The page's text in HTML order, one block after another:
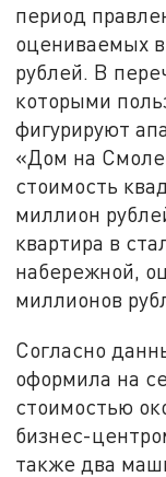
период
оцениваемых
рублей. В
которыми
фигурируют
«Дом на
стоимость
миллион
квартира в
набережной,
миллионов
Согласно
оформила на
стоимостью
бизнес-
также два